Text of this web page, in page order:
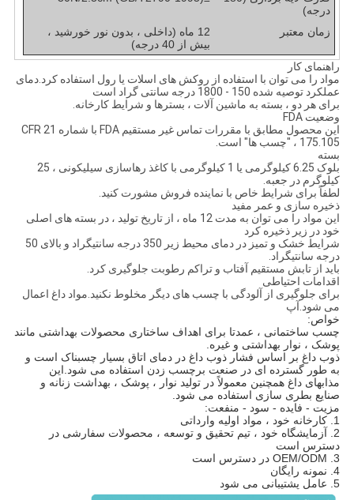
درجه)
زمان معتبر
12 ماه (داخلی ، بدون نور خورشید ،
بیش از 40 درجه)
راهنمای کار
مواد را می توان با استفاده از روکش های اسلات یا رول استفاده کرد.دمای
عملکرد توصیه شده 150 - 1800 درجه سانتی گراد است
برای هر دو ، بسته به ماشین آلات ، بسترها و شرایط کارخانه.
وضعیت FDA
این محصول مطابق با مقررات تماس غیر مستقیم FDA با شماره 21 CFR
175.105 ، "چسب ها" است.
بسته
بلوک 6.25 کیلوگرمی یا 1 کیلوگرمی با کاغذ رهاسازی سیلیکونی ، 25
کیلوگرم در جعبه.
لطفاً برای شرایط خاص با نماینده فروش مشورت کنید.
ذخیره سازی و عمر مفید
این مواد را می توان به مدت 12 ماه ، از تاریخ تولید ، در بسته های اصلی
خود در زیر ذخیره کرد
شرایط خشک و تمیز در دمای محیط زیر 350 درجه سانتیگراد و بالای 50
درجه سانتیگراد.
باید از تابش مستقیم آفتاب و تراکم رطوبت جلوگیری کرد.
اقدامات احتیاطی
برای جلوگیری از آلودگی با چسب های دیگر مخلوط نکنید.مواد داغ اعمال
می شود.آپ
خواص:
چسب ساختمانی ، عمدتا برای اهداف ساختاری محصولات بهداشتی مانند
پوشک ، نوار بهداشتی و غیره.
ذوب داغ بر اساس فشار ذوب داغ در دمای اتاق بسیار چسبناک است و
به طور گسترده ای در صنعت برچسب زدن استفاده می شود.این
مذابهای داغ همچنین معمولاً در تولید نوار ، پوشک ، بهداشت زنانه و
صنایع بطری سازی استفاده می شود.
مزیت - فایده - سود - منفعت:
1. کارخانه خود ، مواد اولیه وارداتی
2. آزمایشگاه خود ، تیم تحقیق و توسعه ، محصولات سفارشی در
دسترس است
3. OEM/ODM در دسترس است
4. نمونه رایگان
5. عامل پشتیبانی می شود